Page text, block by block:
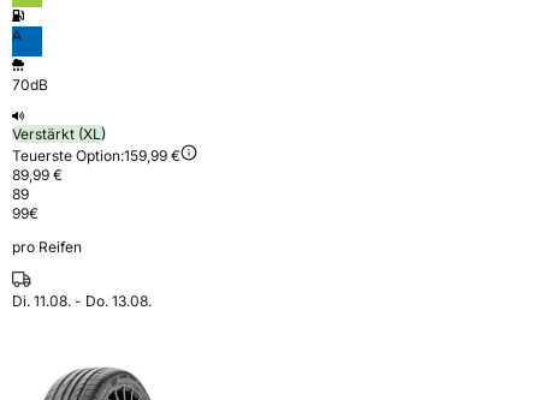
A
70dB
Verstärkt (XL)
Teuerste Option:159,99 €
89,99 €
89
99€
pro Reifen
Di. 11.08. - Do. 13.08.